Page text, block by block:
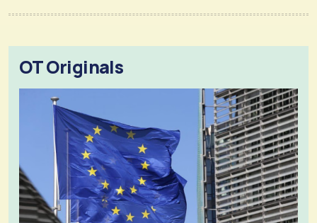
OT Originals